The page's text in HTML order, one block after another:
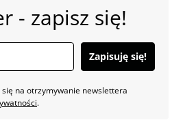
- zapisz się!
Zapisuję się!
na otrzymywanie newslettera
.